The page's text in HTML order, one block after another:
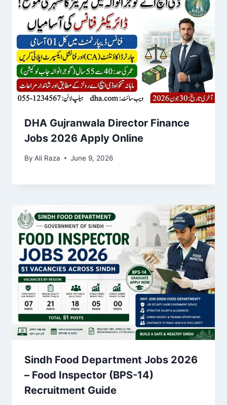
DHA Gujranwala Director Finance
Jobs 2026 Apply Online
By Ali Raza June 9, 2026
Sindh Food Department Jobs 2026
– Food Inspector (BPS-14)
Recruitment Guide